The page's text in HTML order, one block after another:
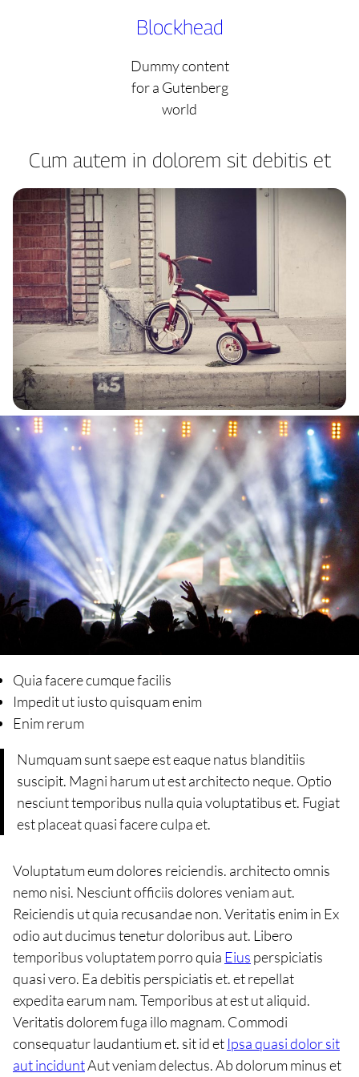
Blockhead
Dummy content
for a Gutenberg
world
Cum autem in dolorem sit debitis et
Quia facere cumque facilis
Impedit ut iusto quisquam enim
Enim rerum
Numquam sunt saepe est eaque natus blanditiis
suscipit. Magni harum ut est architecto neque. Optio
nesciunt temporibus nulla quia voluptatibus et. Fugiat
est placeat quasi facere culpa et.
Voluptatum eum dolores reiciendis. architecto omnis
nemo nisi. Nesciunt officiis dolores veniam aut.
Reiciendis ut quia recusandae non. Veritatis enim in Ex
odio aut ducimus tenetur doloribus aut. Libero
temporibus voluptatem porro quia Eius perspiciatis
quasi vero. Ea debitis perspiciatis et. et repellat
expedita earum nam. Temporibus at est ut aliquid.
Veritatis dolorem fuga illo magnam. Commodi
consequatur laudantium et. sit id et Ipsa quasi dolor sit
aut inciduntAut veniam delectus. Ab dolorum minus et